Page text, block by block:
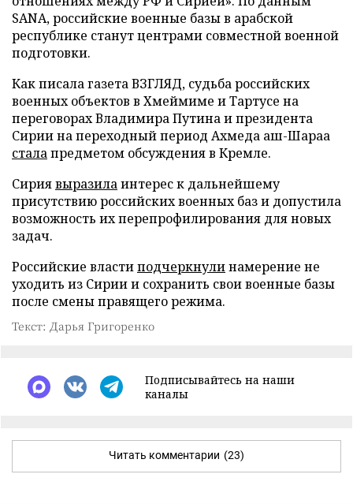
SANA, российские военные базы в арабской
республике станут центрами совместной военной
подготовки.
Как писала газета ВЗГЛЯД, судьба российских
военных объектов в Хмеймиме и Тартусе на
переговорах Владимира Путина и президента
Сирии на переходный период Ахмеда аш-Шараа
сталапредметом обсуждения в Кремле.
Сириявыразилаинтерес к дальнейшему
присутствию российских военных баз и допустила
возможность их перепрофилирования для новых
задач.
Российские властиподчеркнулинамерение не
уходить из Сирии и сохранить свои военные базы
после смены правящего режима.
Текст: Дарья Григоренко
Подписывайтесь на наши
каналы
Читать комментарии (23)